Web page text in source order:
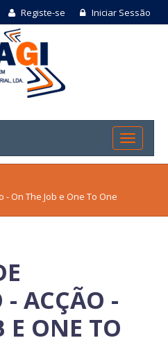
Registe-se Iniciar Sessão
On The Job e One To One
ACÇÃO -
E ONE TO